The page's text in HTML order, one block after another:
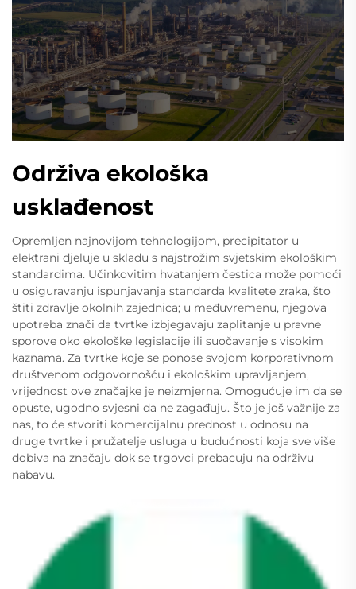
Održiva ekološka
usklađenost
Opremljen najnovijom tehnologijom, precipitator u
elektrani djeluje u skladu s najstrožim svjetskim ekološkim
standardima. Učinkovitim hvatanjem čestica može pomoći
u osiguravanju ispunjavanja standarda kvalitete zraka, što
štiti zdravlje okolnih zajednica; u međuvremenu, njegova
upotreba znači da tvrtke izbjegavaju zaplitanje u pravne
sporove oko ekološke legislacije ili suočavanje s visokim
kaznama. Za tvrtke koje se ponose svojom korporativnom
društvenom odgovornošću i ekološkim upravljanjem,
vrijednost ove značajke je neizmjerna. Omogućuje im da se
opuste, ugodno svjesni da ne zagađuju. Što je još važnije za
nas, to će stvoriti komercijalnu prednost u odnosu na
druge tvrtke i pružatelje usluga u budućnosti koja sve više
dobiva na značaju dok se trgovci prebacuju na održivu
nabavu.